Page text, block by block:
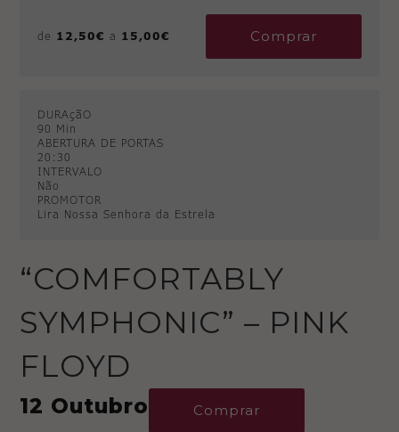
de 12,50€ a 15,00€ Comprar
DURAçãO
90 Min
ABERTURA DE PORTAS
20:30
INTERVALO
Não
PROMOTOR
Lira Nossa Senhora da Estrela
“COMFORTABLY
SYMPHONIC” – PINK
FLOYD
12 Outubro Comprar